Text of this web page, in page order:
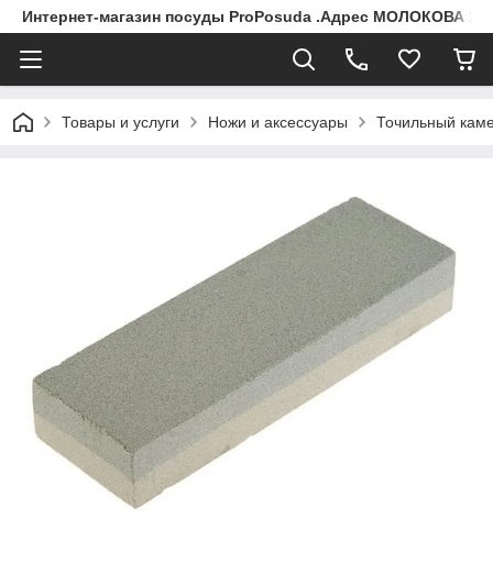
Интернет-магазин посуды ProPosuda .Адрес МОЛОКОВА
Товары и услуги Ножи и аксессуары Точильный